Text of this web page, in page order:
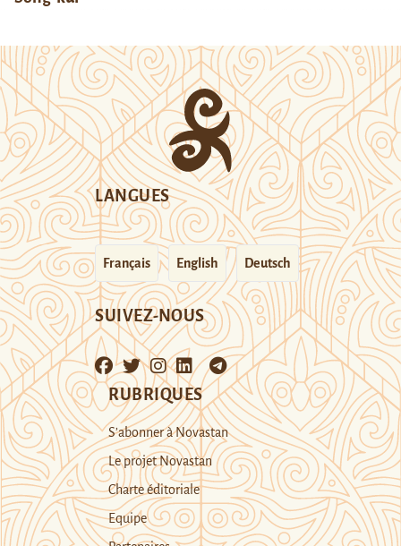
LANGUES
Français English Deutsch
SUIVEZ-NOUS
RUBRIQUES
S’abonner à Novastan
Le projet Novastan
Charte éditoriale
Equipe